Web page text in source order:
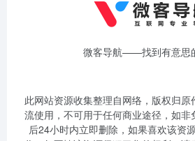
微客导航——找到有意思
此网站资源收集整理自网络，版权归
流使用，不可用于任何商业途径，如非
后24小时内立即删除，如果喜欢该资